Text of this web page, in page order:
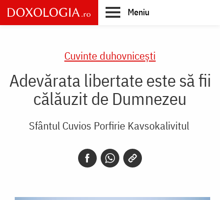
Skip
to
main
Meniu
Cuvinte duhovnicești
Adevărata libertate este să fii
călăuzit de Dumnezeu
Sfântul Cuvios Porfirie Kavsokalivitul